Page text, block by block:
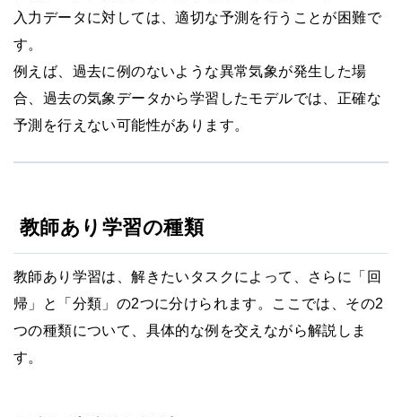
入力データに対しては、適切な予測を行うことが困難で
す。
例えば、過去に例のないような異常気象が発生した場
合、過去の気象データから学習したモデルでは、正確な
予測を行えない可能性があります。
教師あり学習の種類
教師あり学習は、解きたいタスクによって、さらに「回
帰」と「分類」の2つに分けられます。ここでは、その2
つの種類について、具体的な例を交えながら解説しま
す。